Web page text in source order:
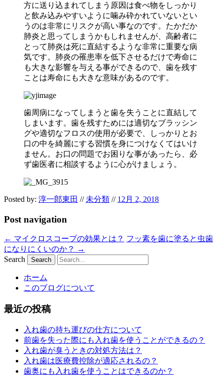
方に送り込まれてしまう原因は食べ物をしっかり
と飲み込みやすいように噛み砕かれていないとい
うのは非常にリスクが高い事なのです。たかだか
肺炎と思ってしまうかもしれませんが、高齢者に
とって肺炎は死に直結するような非常に重要な病
気です。肺炎の罹患率を低下させるだけで寿命に
も大きな影響を与える事ができるので、歯を残す
ことは寿命にも大きな意味があるのです。
歯周病になってしまうと歯を失うことに直結して
しまいます。歯を残すためには適切なブラッシン
グや適切なフロスの使用が必要で、しっかりとお
口の中を綺麗にする習慣を身につけなくてはいけ
ません。お口の問題でお困りな事があったら、必
ず歯医者に相談するように心がけましょう。
Posted by: 淳一郎東田 // 未分類 // 12月 2, 2018
Post navigation
← マイクロスコープの効果とは？ フッ素を歯に塗ると虫歯
になりにくいのか？
→
Search
ホーム
このブログについて
最近の投稿
入れ歯の持ち運びの仕方について
前歯を失った際にも入れ歯を使うことができるの？
入れ歯が臭うときの対処方法は？
入れ歯は医療費控除が適応されるの？
歯奥にも入れ歯を使うことはできるのか？